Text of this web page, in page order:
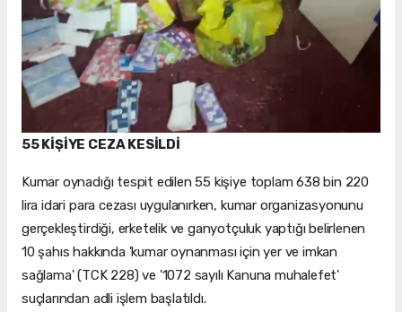
55 KİŞİYE CEZA KESİLDİ
Kumar oynadığı tespit edilen 55 kişiye toplam 638 bin 220
lira idari para cezası uygulanırken, kumar organizasyonunu
gerçekleştirdiği, erketelik ve ganyotçuluk yaptığı belirlenen
10 şahıs hakkında 'kumar oynanması için yer ve imkan
sağlama' (TCK 228) ve '1072 sayılı Kanuna muhalefet'
suçlarından adli işlem başlatıldı.